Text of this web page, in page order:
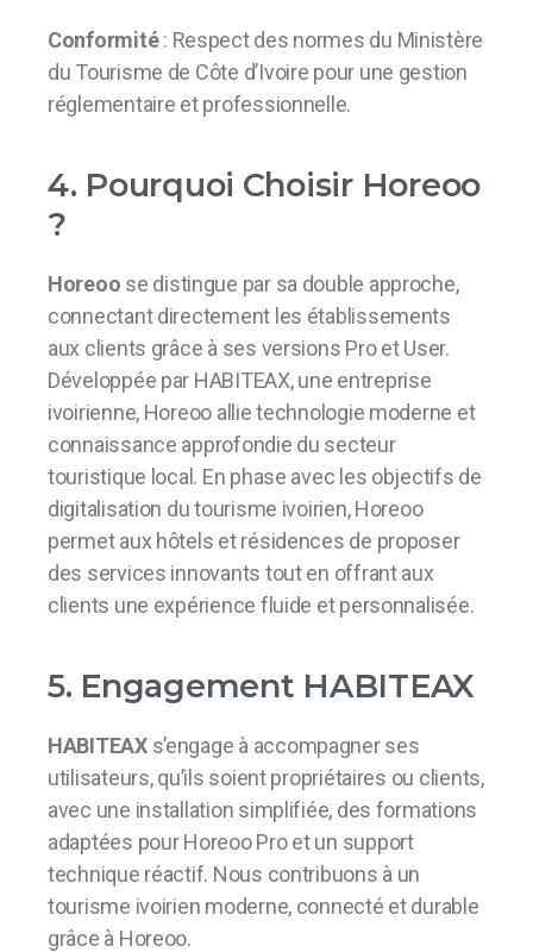
Conformité: Respect des normes du Ministère
du Tourisme de Côte d’Ivoire pour une gestion
réglementaire et professionnelle.
4. Pourquoi Choisir Horeoo
?
Horeoo se distingue par sa double approche,
connectant directement les établissements
aux clients grâce à ses versions Pro et User.
Développée par HABITEAX, une entreprise
ivoirienne, Horeoo allie technologie moderne et
connaissance approfondie du secteur
touristique local. En phase avec les objectifs de
digitalisation du tourisme ivoirien, Horeoo
permet aux hôtels et résidences de proposer
des services innovants tout en offrant aux
clients une expérience fluide et personnalisée.
5. Engagement HABITEAX
HABITEAXs’engage à accompagner ses
utilisateurs, qu’ils soient propriétaires ou clients,
avec une installation simplifiée, des formations
adaptées pour Horeoo Pro et un support
technique réactif. Nous contribuons à un
tourisme ivoirien moderne, connecté et durable
grâce à Horeoo.